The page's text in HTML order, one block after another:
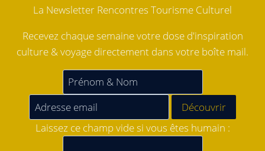
La Newsletter Rencontres Tourisme Culturel
Recevez chaque semaine votre dose d'inspiration
culture & voyage directement dans votre boîte mail.
Laissez ce champ vide si vous êtes humain :